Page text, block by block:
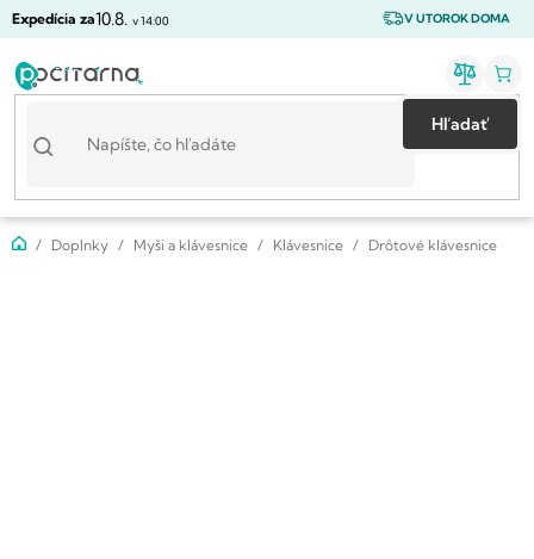
Prejsť
V UTOROK DOMA
Expedícia za10.8. v 14:00
Hľadať
DomovDoplnky Myši a klávesnice Klávesnice Drôtové klávesnice